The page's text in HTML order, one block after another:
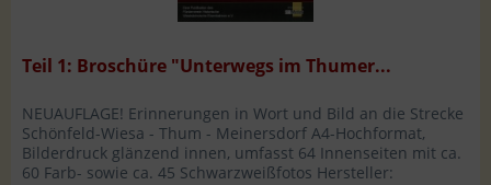
Teil 1: Broschüre "Unterwegs im Thumer...
NEUAUFLAGE! Erinnerungen in Wort und Bild an die Strecke
Schönfeld-Wiesa - Thum - Meinersdorf A4-Hochformat,
Bilderdruck glänzend innen, umfasst 64 Innenseiten mit ca.
60 Farb- sowie ca. 45 Schwarzweißfotos Hersteller: